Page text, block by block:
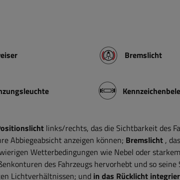
Bremslicht
links/rechts, das die Sichtbarkeit des
Abbiegeabsicht anzeigen können; Bremslicht ,
Wetterbedingungen wie Nebel oder starkem
des Fahrzeugs hervorhebt und so
Lichtverhältnissen; und in das Rücklicht